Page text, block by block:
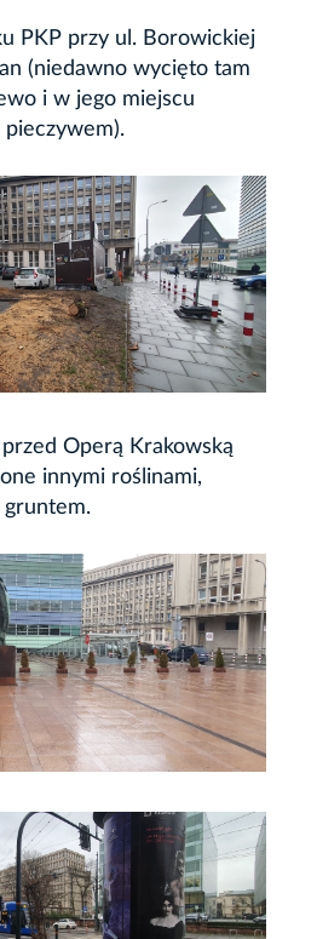
PKP przy ul. Borowickiej
(niedawno wycięto tam
i w jego miejscu
pieczywem).
przed Operą Krakowską
innymi roślinami,
gruntem.